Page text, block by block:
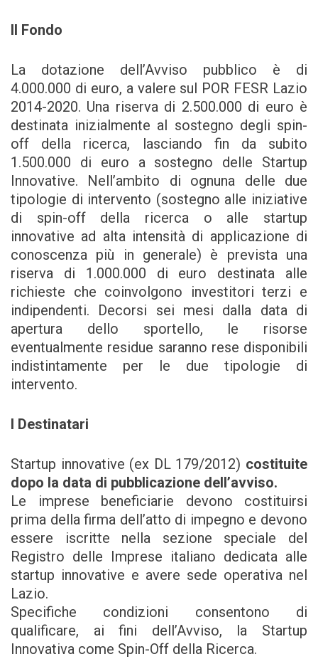
Il Fondo
La dotazione dell’Avviso pubblico è di
4.000.000 di euro, a valere sul POR FESR Lazio
2014-2020. Una riserva di 2.500.000 di euro è
destinata inizialmente al sostegno degli spin-
off della ricerca, lasciando fin da subito
1.500.000 di euro a sostegno delle Startup
Innovative. Nell’ambito di ognuna delle due
tipologie di intervento (sostegno alle iniziative
di spin-off della ricerca o alle startup
innovative ad alta intensità di applicazione di
conoscenza più in generale) è prevista una
riserva di 1.000.000 di euro destinata alle
richieste che coinvolgono investitori terzi e
indipendenti. Decorsi sei mesi dalla data di
apertura dello sportello, le risorse
eventualmente residue saranno rese disponibili
indistintamente per le due tipologie di
intervento.
I Destinatari
Startup innovative (ex DL 179/2012) costituite
dopo la data di pubblicazione dell’avviso.
Le imprese beneficiarie devono costituirsi
prima della firma dell’atto di impegno e devono
essere iscritte nella sezione speciale del
Registro delle Imprese italiano dedicata alle
startup innovative e avere sede operativa nel
Lazio.
Specifiche condizioni consentono di
qualificare, ai fini dell’Avviso, la Startup
Innovativa come Spin-Off della Ricerca.